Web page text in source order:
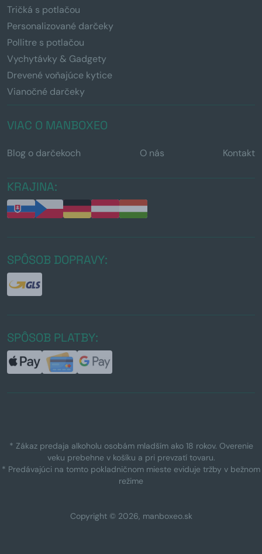
Tričká s potlačou
Personalizované darčeky
Pollitre s potlačou
Vychytávky & Gadgety
Drevené voňajúce kytice
Vianočné darčeky
VIAC O MANBOXEO
Blog o darčekoch O nás Kontakt
KRAJINA:
SPÔSOB DOPRAVY:
SPÔSOB PLATBY:
* Zákaz predaja alkoholu osobám mladším ako 18 rokov. Overenie
veku prebehne v košíku a pri prevzatí tovaru.
* Predávajúci na tomto pokladničnom mieste eviduje tržby v bežnom
režime
Copyright © 2026, manboxeo.sk